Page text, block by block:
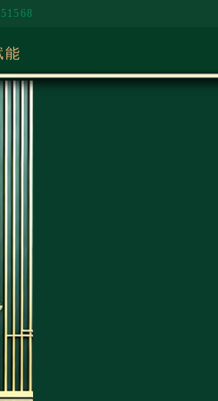
能